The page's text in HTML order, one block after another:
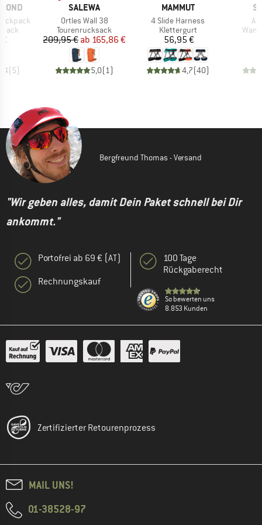
(5)
MARKE
SALEWA
Artikel
Ortles Wall 38
Produktgruppe
Tourenrucksack
Preis
209,95 € reduzierter Preis
ab 165,86 €
5,0(1)
MARKE
MAMMUT
Artikel
4 Slide Harness
Produktgruppe
Klettergurt
Preis
56,95 €
4,7(40)
Bergfreund Thomas - Versand
"Wir geben alles, damit Dein Paket schnell bei Dir
ankommt."
Portofrei ab 69 € (AT)
Rechnungskauf
100 Tage
Rückgaberecht
So bewerten uns
8.853 Kunden
Zertifizierter Retourenprozess
MAIL UNS!
01-38528-97